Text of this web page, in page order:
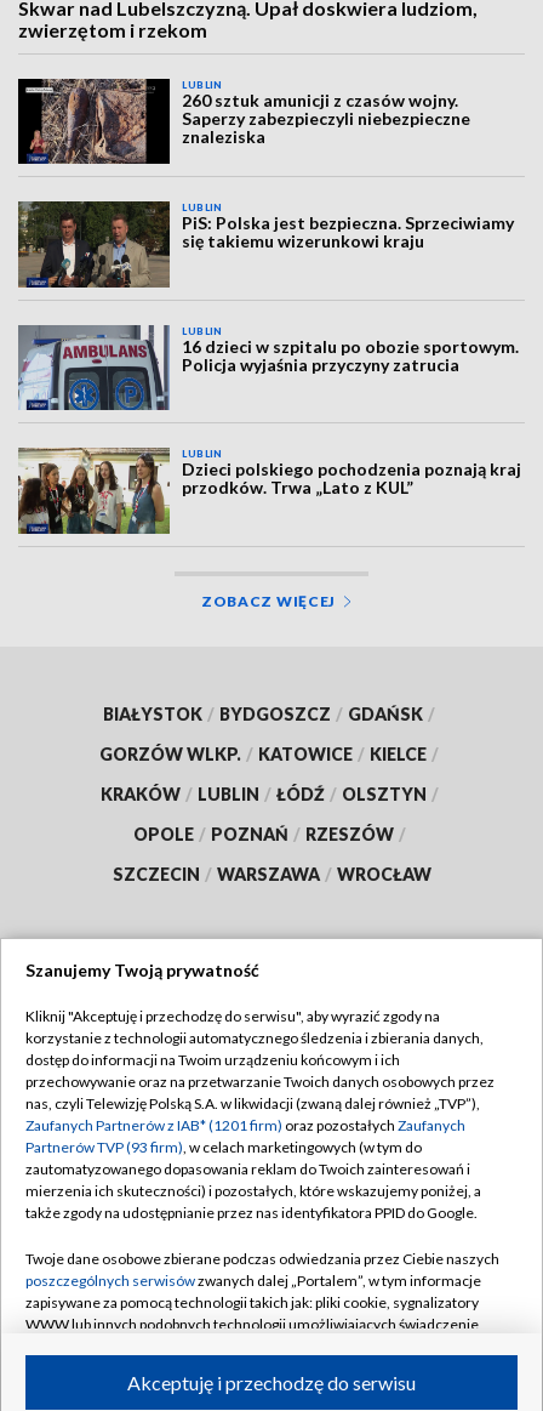
Skwar nad Lubelszczyzną. Upał doskwiera ludziom,
zwierzętom i rzekom
LUBLIN
260 sztuk amunicji z czasów wojny.
Saperzy zabezpieczyli niebezpieczne
znaleziska
LUBLIN
PiS: Polska jest bezpieczna. Sprzeciwiamy
się takiemu wizerunkowi kraju
LUBLIN
16 dzieci w szpitalu po obozie sportowym.
Policja wyjaśnia przyczyny zatrucia
LUBLIN
Dzieci polskiego pochodzenia poznają kraj
przodków. Trwa „Lato z KUL”
ZOBACZ WIĘCEJ
BIAŁYSTOK / BYDGOSZCZ / GDAŃSK /
GORZÓW WLKP. / KATOWICE / KIELCE /
KRAKÓW / LUBLIN / ŁÓDŹ / OLSZTYN /
OPOLE / POZNAŃ / RZESZÓW /
SZCZECIN / WARSZAWA / WROCŁAW
TVP
Abonament TVP
Emisja w TVP
Centrum informacji TVP
Naziemna Telewizja Cyfrowa
Rada Programowa
System NOS
Informacje o nadawcy
Program dla prasy
Regulamin TVP
Polityka prywatności
Moje zgody
Pomoc
Kontakt
Kanały
Szanujemy Twoją prywatność
Kliknij "Akceptuję i przechodzę do serwisu", aby wyrazić zgody na
korzystanie z technologii automatycznego śledzenia i zbierania danych,
dostęp do informacji na Twoim urządzeniu końcowym i ich
przechowywanie oraz na przetwarzanie Twoich danych osobowych przez
nas, czyli Telewizję Polską S.A. w likwidacji (zwaną dalej również „TVP”),
Zaufanych Partnerów z IAB* (1201 firm) oraz pozostałych Zaufanych
Partnerów TVP (93 firm), w celach marketingowych (w tym do
zautomatyzowanego dopasowania reklam do Twoich zainteresowań i
mierzenia ich skuteczności) i pozostałych, które wskazujemy poniżej, a
także zgody na udostępnianie przez nas identyfikatora PPID do Google.
Twoje dane osobowe zbierane podczas odwiedzania przez Ciebie naszych
poszczególnych serwisówzwanych dalej „Portalem”, w tym informacje
zapisywane za pomocą technologii takich jak: pliki cookie, sygnalizatory
WWW lub innych podobnych technologii umożliwiających świadczenie
ruchu w Internecie.Akceptuję i przechodzę do serwisu